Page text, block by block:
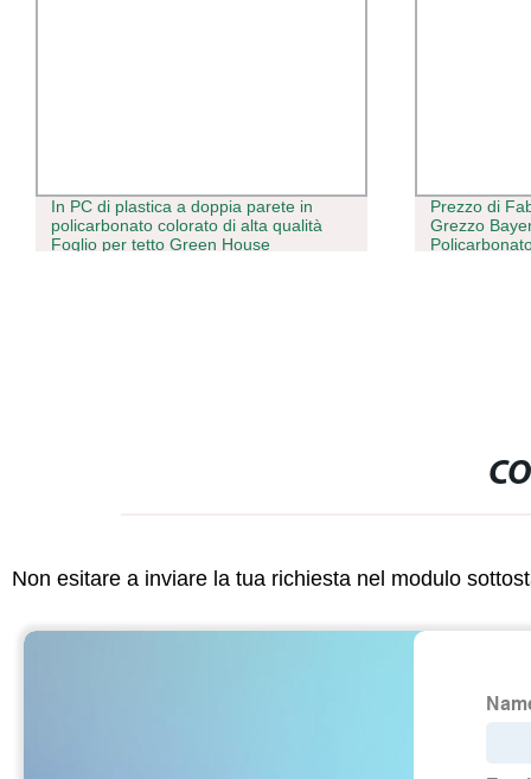
In PC di plastica a doppia parete in
policarbonato colorato di alta qualità
Foglio per tetto Green House
Prezzo di
Grezzo
Non esitare a inviare la tua richiesta nel modulo